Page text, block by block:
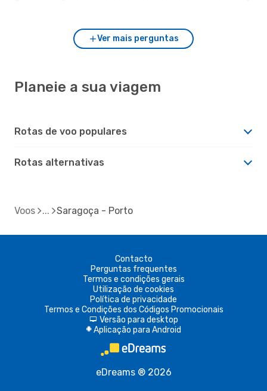
Ver mais perguntas
Planeie a sua viagem
Rotas de voo populares
Rotas alternativas
Voos Saragoça - Porto
Contacto
Perguntas frequentes
Termos e condições gerais
Utilização de cookies
Política de privacidade
Termos e Condições dos Códigos Promocionais
d Versão para desktop
A Aplicação para Android
eDreams ® 2026